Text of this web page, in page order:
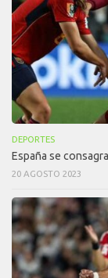
DEPORTES
España se
20 AGOSTO 2023